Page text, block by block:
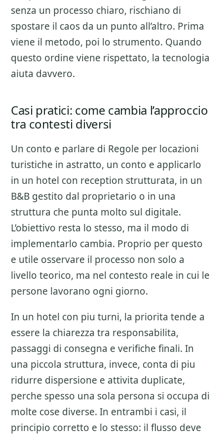
senza un processo chiaro, rischiano di
spostare il caos da un punto all’altro. Prima
viene il metodo, poi lo strumento. Quando
questo ordine viene rispettato, la tecnologia
aiuta davvero.
Casi pratici: come cambia l’approccio
tra contesti diversi
Un conto e parlare di Regole per locazioni
turistiche in astratto, un conto e applicarlo
in un hotel con reception strutturata, in un
B&B gestito dal proprietario o in una
struttura che punta molto sul digitale.
L’obiettivo resta lo stesso, ma il modo di
implementarlo cambia. Proprio per questo
e utile osservare il processo non solo a
livello teorico, ma nel contesto reale in cui le
persone lavorano ogni giorno.
In un hotel con piu turni, la priorita tende a
essere la chiarezza tra responsabilita,
passaggi di consegna e verifiche finali. In
una piccola struttura, invece, conta di piu
ridurre dispersione e attivita duplicate,
perche spesso una sola persona si occupa di
molte cose diverse. In entrambi i casi, il
principio corretto e lo stesso: il flusso deve